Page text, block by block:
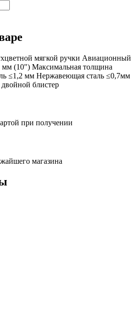
мягкой ручки Авиационный
мм (10") Максимальная толщина
≤1,2 мм Нержавеющая сталь ≤0,7мм
блистер
при получении
магазина